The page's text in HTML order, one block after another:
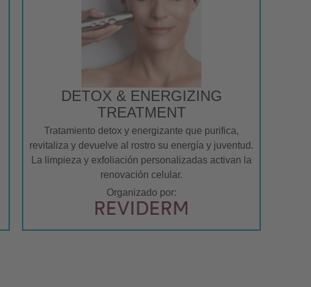
DETOX & ENERGIZING
TREATMENT
Tratamiento detox y energizante que purifica,
revitaliza y devuelve al rostro su energía y juventud.
La limpieza y exfoliación personalizadas activan la
renovación celular.
Organizado por: